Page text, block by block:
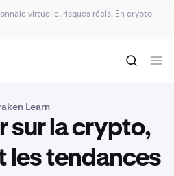
virtuelle, risques réels. En crypto
Learn
sur la crypto,
les tendances